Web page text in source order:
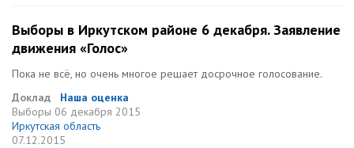
Выборы в Иркутском районе 6 декабря. Заявление
движения «Голос»
Пока не всё, но очень многое решает досрочное голосование.
Доклад
Наша оценка
Выборы 06 декабря 2015
Иркутская область
07.12.2015